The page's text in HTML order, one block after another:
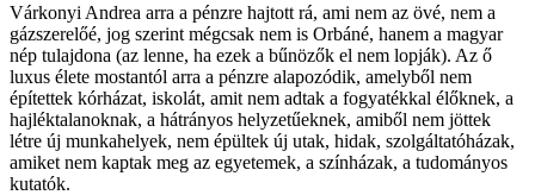
Várkonyi Andrea arra a pénzre hajtott rá, ami nem az övé, nem a
gázszerelőé, jog szerint mégcsak nem is Orbáné, hanem a magyar
nép tulajdona (az lenne, ha ezek a bűnözők el nem lopják). Az ő
luxus élete mostantól arra a pénzre alapozódik, amelyből nem
építettek kórházat, iskolát, amit nem adtak a fogyatékkal élőknek, a
hajléktalanoknak, a hátrányos helyzetűeknek, amiből nem jöttek
létre új munkahelyek, nem épültek új utak, hidak, szolgáltatóházak,
amiket nem kaptak meg az egyetemek, a színházak, a tudományos
kutatók.